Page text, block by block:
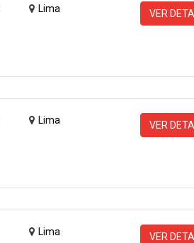
Lima VER
Lima VER
Lima VER